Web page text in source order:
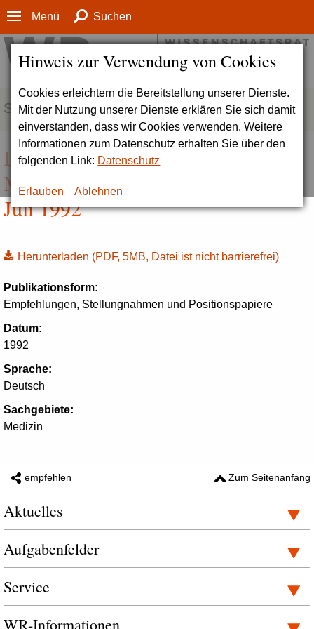
Hinweis zur Verwendung von Cookies
Cookies erleichtern die Bereitstellung unserer Dienste.
Mit der Nutzung unserer Dienste erklären Sie sich damit
einverstanden, dass wir Cookies verwenden. Weitere
Informationen zum Datenschutz erhalten Sie über den
folgenden Link: Datenschutz
Erlauben Ablehnen
Menü Suchen
SERVICE
Leitlinien zur Reform des
Medizinstudiums (Drs. 814-92),
Juli 1992
Herunterladen (PDF, 5MB, Datei ist nicht barrierefrei)
Publikationsform:
Empfehlungen, Stellungnahmen und Positionspapiere
Datum:
1992
Sprache:
Deutsch
Sachgebiete:
Medizin
empfehlen Zum Seitenanfang
Aktuelles
Aufgabenfelder
Service
WR-Informationen